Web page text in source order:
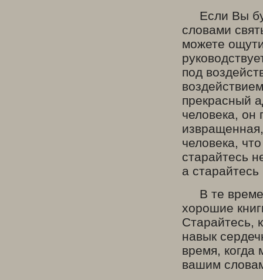
Если Вы
словами
можете
под
прекрасный
человека, он
человека,
старайтесь
а
В те
хорошие
Старайтесь,
навык
время, когда
вашим